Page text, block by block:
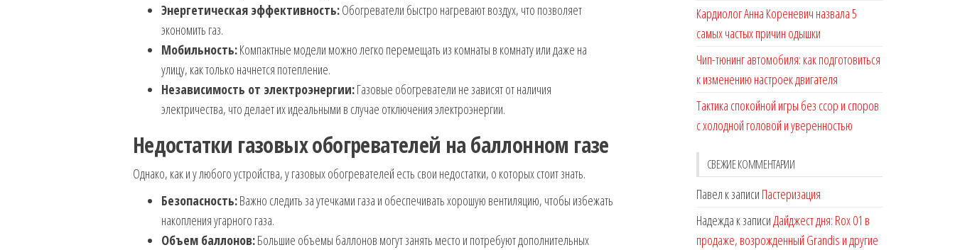
Энергетическая эффективность:Обогреватели быстро нагревают воздух, что позволяет
экономить газ.
Мобильность:Компактные модели можно легко перемещать из комнаты в комнату или даже на
улицу, как только начнется потепление.
Независимость от электроэнергии:Газовые обогреватели не зависят от наличия
электричества, что делает их идеальными в случае отключения электроэнергии.
Недостатки газовых обогревателей на баллонном газе
Однако, как и у любого устройства, у газовых обогревателей есть свои недостатки, о которых стоит знать.
Безопасность:Важно следить за утечками газа и обеспечивать хорошую вентиляцию, чтобы избежать
накопления угарного газа.
Объем баллонов:Большие объемы баллонов могут занять место и потребуют дополнительных
Кардиолог Анна Кореневич назвала 5
самых частых причин одышки
Чип-тюнинг автомобиля: как подготовиться
к изменению настроек двигателя
Тактика спокойной игры без ссор и споров
с холодной головой и уверенностью
СВЕЖИЕ КОММЕНТАРИИ
Павел к записи Пастеризация
Надежда к записиДайджест дня: Rox 01 в
продаже, возрожденный Grandis и другие